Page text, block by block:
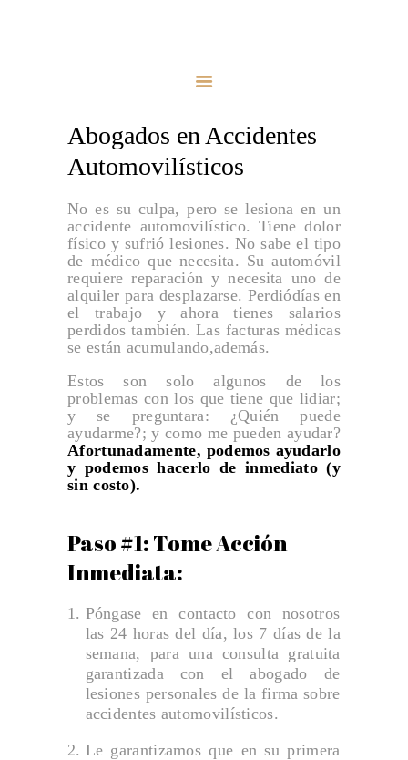
ABOGADO DE LESIÓN POR ARMA
Abogado de Lesiones Personales por Accidentes en Parques de Atracciones
Abogado de Lesiones por Accidentes en Bicicleta
Abogados de Agresión Sexual
Abogados de Lesiónes por Resbalón y Caída
Abogados en Accidentes Automovilísticos
Abogados en Accidentes Peatonales
ACCIDENTE EN MOTOCICLETA
Accidentes de Baños
ACCIDENTES DE CAMIONES
Accidentes de Parques de Autocaravanas
Accidentes de Parques de Caravanas
Accidentes de Peleas en Bares
Accidentes de Piscinas
LESIONES
PERSONALES
VERÍDICOS
¿PODEMOS
AYUDARLE?
Abogados en Accidentes
Automovilísticos
No es su culpa, pero se lesiona en un
accidente automovilístico. Tiene dolor
físico y sufrió lesiones. No sabe el tipo
de médico que necesita. Su automóvil
requiere reparación y necesita uno de
alquiler para desplazarse. Perdiódías en
el trabajo y ahora tienes salarios
perdidos también. Las facturas médicas
se están acumulando,además.
Estos son solo algunos de los
problemas con los que tiene que lidiar;
y se preguntara: ¿Quién puede
ayudarme?; y como me pueden ayudar?
Afortunadamente, podemos ayudarlo
y podemos hacerlo de inmediato (y
sin costo).
Paso #1: Tome Acción
Inmediata:
Póngase en contacto con nosotros
las 24 horas del día, los 7 días de la
semana, para una consulta gratuita
garantizada con el abogado de
lesiones personales de la firma sobre
accidentes automovilísticos.
Le garantizamos que en su primera